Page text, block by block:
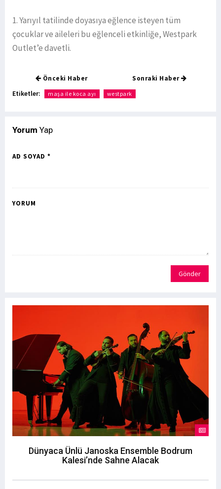
1. Yarıyıl tatilinde doyasıya eğlence isteyen tüm
çocuklar ve aileleri bu eğlenceli etkinliğe, Westpark
Outlet’e davetli.
Önceki Haber Sonraki Haber
Etiketler: maşa ile koca ayı westpark
Yorum Yap
AD SOYAD *
YORUM
Gönder
Dünyaca Ünlü Janoska Ensemble Bodrum
Kalesi’nde Sahne Alacak